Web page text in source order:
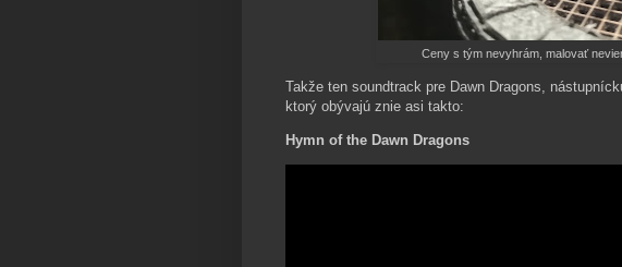
Ceny s tým nevyhrám, malovať
Takže ten soundtrack pre Dawn Dragons,
ktorý obývajú znie asi takto:
Hymn of the Dawn Dragons